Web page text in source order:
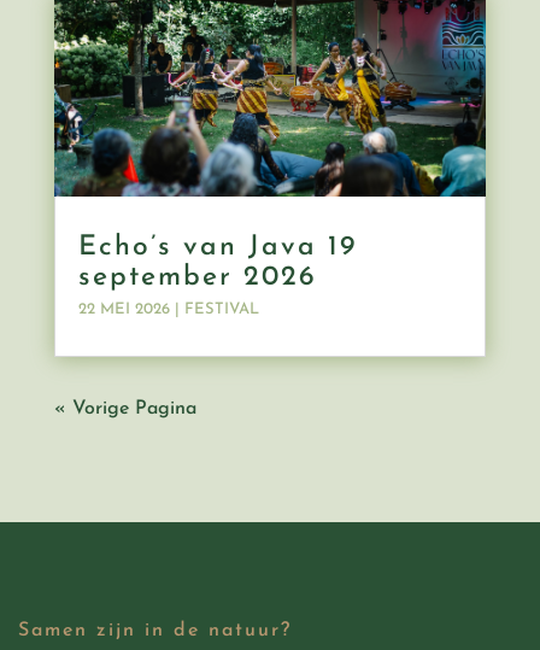
Echo’s van Java 19
september 2026
22 MEI 2026| FESTIVAL
« Vorige Pagina
Samen zijn in de natuur?